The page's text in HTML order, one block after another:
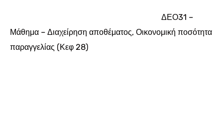
ΔΕΟ31 –
Μάθημα – Διαχείρηση αποθέματος, Οικονομική ποσότητα
παραγγελίας (Κεφ 28)